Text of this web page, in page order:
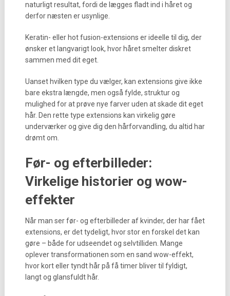
naturligt resultat, fordi de lægges fladt ind i håret og
derfor næsten er usynlige.
Keratin- eller hot fusion-extensions er ideelle til dig, der
ønsker et langvarigt look, hvor håret smelter diskret
sammen med dit eget.
Uanset hvilken type du vælger, kan extensions give ikke
bare ekstra længde, men også fylde, struktur og
mulighed for at prøve nye farver uden at skade dit eget
hår. Den rette type extensions kan virkelig gøre
underværker og give dig den hårforvandling, du altid har
drømt om.
Før- og efterbilleder:
Virkelige historier og wow-
effekter
Når man ser før- og efterbilleder af kvinder, der har fået
extensions, er det tydeligt, hvor stor en forskel det kan
gøre – både for udseendet og selvtilliden. Mange
oplever transformationen som en sand wow-effekt,
hvor kort eller tyndt hår på få timer bliver til fyldigt,
langt og glansfuldt hår.